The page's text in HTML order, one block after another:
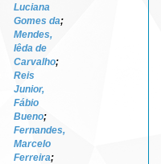
Luciana
Gomes da;
Mendes,
Iêda de
Carvalho;
Reis
Junior,
Fábio
Bueno;
Fernandes,
Marcelo
Ferreira;